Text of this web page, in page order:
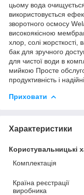
цьому вода
використовується
зворотного осмосу
високоякісною
хлор, солі жорсткості,
бак для зручного
для чистої води в
мийкою Просте
продуктивність і
Приховати
Характеристики
Користувальницькі
Комплектація
Країна реєстрації
виробника